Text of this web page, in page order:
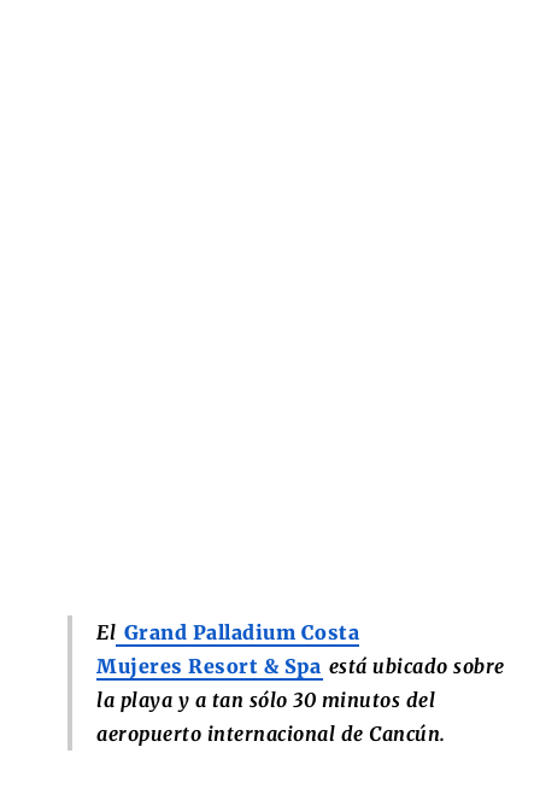
El Grand Palladium Costa
Mujeres Resort & Spa está ubicado sobre
la playa y a tan sólo 30 minutos del
aeropuerto internacional de Cancún.